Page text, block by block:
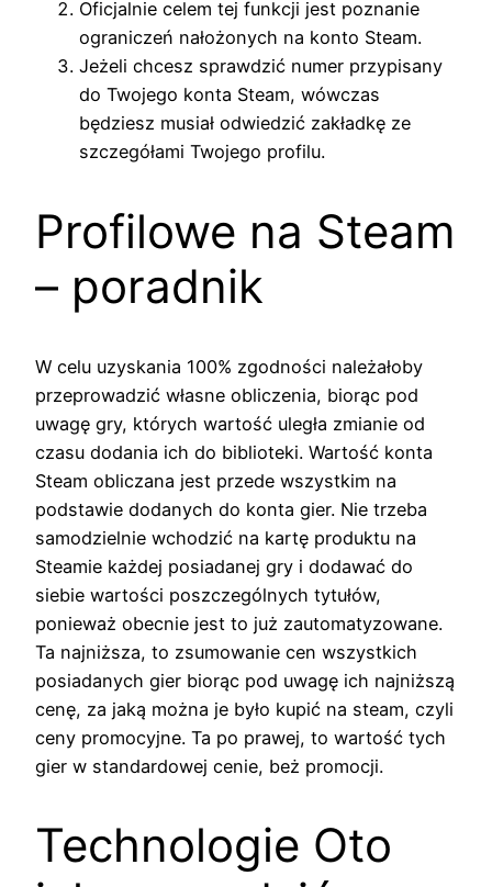
Oficjalnie celem tej funkcji jest poznanie
ograniczeń nałożonych na konto Steam.
Jeżeli chcesz sprawdzić numer przypisany
do Twojego konta Steam, wówczas
będziesz musiał odwiedzić zakładkę ze
szczegółami Twojego profilu.
Profilowe na Steam
– poradnik
W celu uzyskania 100% zgodności należałoby
przeprowadzić własne obliczenia, biorąc pod
uwagę gry, których wartość uległa zmianie od
czasu dodania ich do biblioteki. Wartość konta
Steam obliczana jest przede wszystkim na
podstawie dodanych do konta gier. Nie trzeba
samodzielnie wchodzić na kartę produktu na
Steamie każdej posiadanej gry i dodawać do
siebie wartości poszczególnych tytułów,
ponieważ obecnie jest to już zautomatyzowane.
Ta najniższa, to zsumowanie cen wszystkich
posiadanych gier biorąc pod uwagę ich najniższą
cenę, za jaką można je było kupić na steam, czyli
ceny promocyjne. Ta po prawej, to wartość tych
gier w standardowej cenie, beż promocji.
Technologie Oto